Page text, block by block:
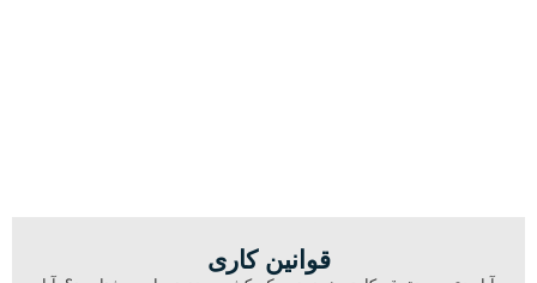
قوانین کاری